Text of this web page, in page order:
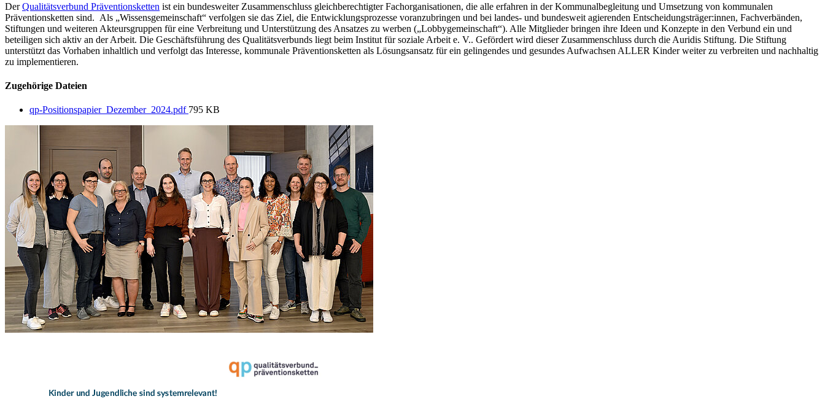
DerQualitätsverbund Präventionsketten ist ein bundesweiter Zusammenschluss gleichberechtigter Fachorganisationen, die alle erfahren in der Kommunalbegleitung und Umsetzung von kommunalen
Präventionsketten sind. Als „Wissensgemeinschaft“ verfolgen sie das Ziel, die Entwicklungsprozesse voranzubringen und bei landes- und bundesweit agierenden Entscheidungsträger:innen, Fachverbänden,
Stiftungen und weiteren Akteursgruppen für eine Verbreitung und Unterstützung des Ansatzes zu werben („Lobbygemeinschaft“). Alle Mitglieder bringen ihre Ideen und Konzepte in den Verbund ein und
beteiligen sich aktiv an der Arbeit. Die Geschäftsführung des Qualitätsverbunds liegt beim Institut für soziale Arbeit e. V.. Gefördert wird dieser Zusammenschluss durch die Auridis Stiftung. Die Stiftung
unterstützt das Vorhaben inhaltlich und verfolgt das Interesse, kommunale Präventionsketten als Lösungsansatz für ein gelingendes und gesundes Aufwachsen ALLER Kinder weiter zu verbreiten und nachhaltig
zu implementieren.
Zugehörige Dateien
qp-Positionspapier_Dezember_2024.pdf 795 KB